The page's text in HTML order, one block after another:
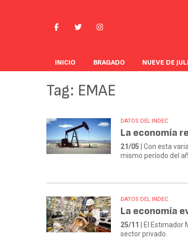
INICIO BRAGADO NUEVE DE
Tag: EMAE
DATOS DEL INDEC
La economía
21/05 | Con esta
mismo período del
DATOS DEL INDEC
La economía
25/11
| El
sector privado.